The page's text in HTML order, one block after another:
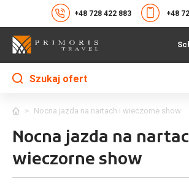
+48 728 422 883 +48
Szukaj ofert
> Nocna jazda na nartach i wieczorne show
Nocna jazda na
wieczorne show